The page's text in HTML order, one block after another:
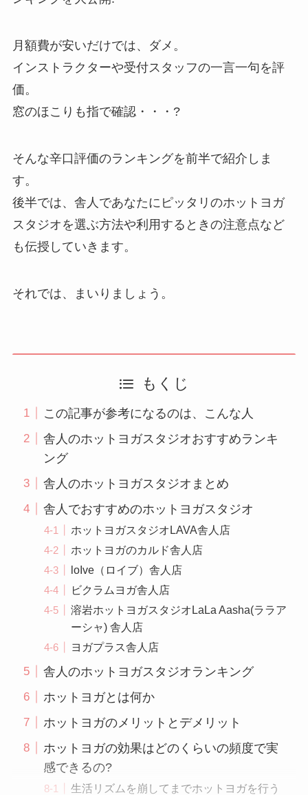
月額費が安いだけでは、ダメ。
インストラクターや受付スタッフの一言一句を評
価。
窓のほこりも指で確認・・・?
そんな辛口評価のランキングを前半で紹介しま
す。
後半では、舎人であなたにピッタリのホットヨガ
スタジオを選ぶ方法や利用するときの注意点など
も伝授していきます。
それでは、まいりましょう。
もくじ
この記事が参考になるのは、こんな人
舎人のホットヨガスタジオおすすめランキ
ング
舎人のホットヨガスタジオまとめ
舎人でおすすめのホットヨガスタジオ
ホットヨガスタジオLAVA舎人店
ホットヨガのカルド舎人店
loIve（ロイブ）舎人店
ビクラムヨガ舎人店
溶岩ホットヨガスタジオLaLa Aasha(ララア
ーシャ) 舎人店
ヨガプラス舎人店
舎人のホットヨガスタジオランキング
ホットヨガとは何か
ホットヨガのメリットとデメリット
ホットヨガの効果はどのくらいの頻度で実
感できるの?
生活リズムを崩してまでホットヨガを行う